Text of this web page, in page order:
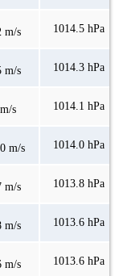
m/s 1014.5 hPa
m/s 1014.3 hPa
s 1014.1 hPa
m/s 1014.0 hPa
m/s 1013.8 hPa
m/s 1013.6 hPa
m/s 1013.6 hPa